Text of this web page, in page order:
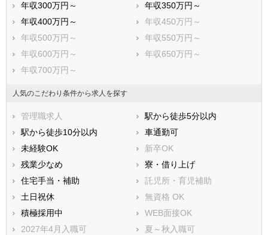
武蔵村山市
多摩市
稲城市
羽村市
あきる野市
西東京市
西多摩郡瑞穂町
西多摩郡日の出町
西多摩郡檜原村
大島町
新島村
神津島村
御蔵島村
八丈島八丈町
青ヶ島村
小笠原村
年収300万円～
年収350万円～
年収400万円～
年収450万円～
年収500万円～
年収550万円～
年収600万円～
年収650万円～
年収700万円～
人気のこだわり条件から求人を探す
管理職求人
駅から徒歩5分以内
駅から徒歩10分以内
車通勤可
未経験OK
新卒OK
残業少なめ
寮・借り上げ
住宅手当・補助
託児所・育児補助
土日祝休
無資格 OK
積極採用中
WEB面接OK
2027年4月入職可
夏～秋入職可